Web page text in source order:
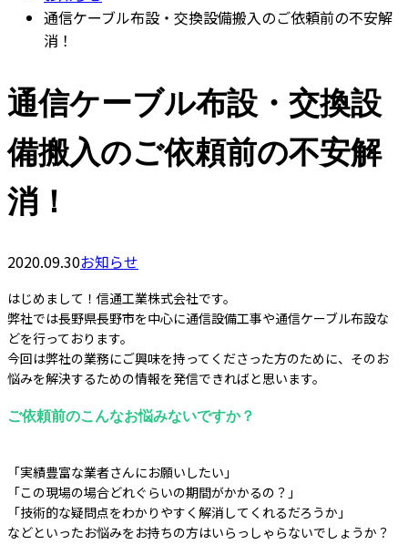
通信ケーブル布設・交換設備搬入のご依頼前の不安解
消！
通信ケーブル布設・交換設
備搬入のご依頼前の不安解
消！
2020.09.30お知らせ
はじめまして！信通工業株式会社です。
弊社では長野県長野市を中心に通信設備工事や通信ケーブル布設な
どを行っております。
今回は弊社の業務にご興味を持ってくださった方のために、そのお
悩みを解決するための情報を発信できればと思います。
ご依頼前のこんなお悩みないですか？
「実績豊富な業者さんにお願いしたい」
「この現場の場合どれぐらいの期間がかかるの？」
「技術的な疑問点をわかりやすく解消してくれるだろうか」
などといったお悩みをお持ちの方はいらっしゃらないでしょうか？